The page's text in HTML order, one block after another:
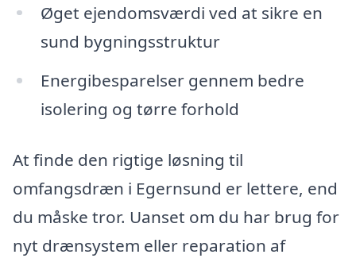
Øget ejendomsværdi ved at sikre en
sund bygningsstruktur
Energibesparelser gennem bedre
isolering og tørre forhold
At finde den rigtige løsning til
omfangsdræn i Egernsund er lettere, end
du måske tror. Uanset om du har brug for
nyt drænsystem eller reparation af